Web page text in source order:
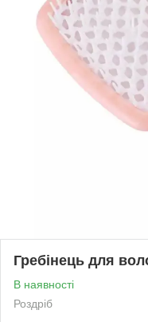
Гребінець для
В наявності
Роздріб